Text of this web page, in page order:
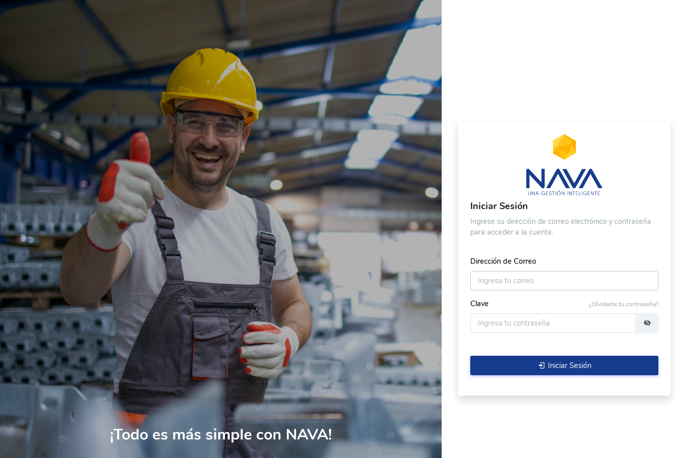
¡Todo es más simple con NAVA!
Iniciar Sesión
Ingrese su dirección de correo electrónico y contraseña
para acceder a la cuenta.
Dirección de Correo
¿Olvidaste tu contraseña?
Clave
Iniciar Sesión